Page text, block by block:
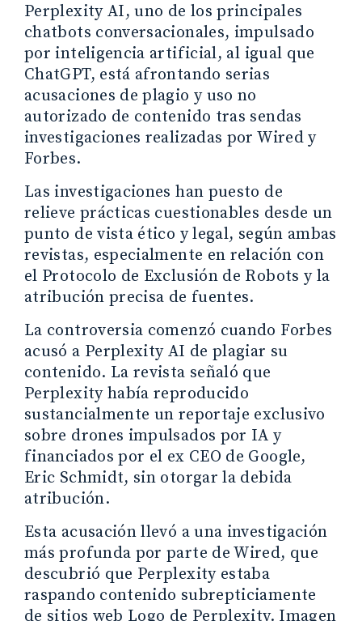
Perplexity AI, uno de los principales
chatbots conversacionales, impulsado
por inteligencia artificial, al igual que
ChatGPT, está afrontando serias
acusaciones de plagio y uso no
autorizado de contenido tras sendas
investigaciones realizadas por Wired y
Forbes.
Las investigaciones han puesto de
relieve prácticas cuestionables desde un
punto de vista ético y legal, según ambas
revistas, especialmente en relación con
el Protocolo de Exclusión de Robots y la
atribución precisa de fuentes.
La controversia comenzó cuando Forbes
acusó a Perplexity AI de plagiar su
contenido. La revista señaló que
Perplexity había reproducido
sustancialmente un reportaje exclusivo
sobre drones impulsados por IA y
financiados por el ex CEO de Google,
Eric Schmidt, sin otorgar la debida
atribución.
Esta acusación llevó a una investigación
más profunda por parte de Wired, que
descubrió que Perplexity estaba
raspando contenido subrepticiamente
de sitios web Logo de Perplexity. Imagen